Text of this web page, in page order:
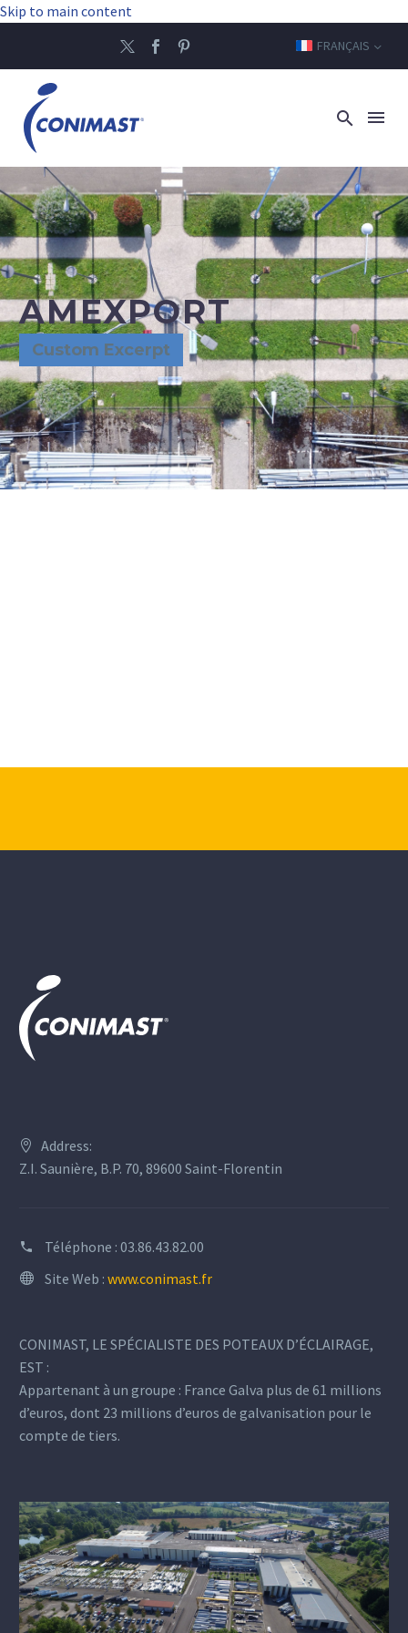
Skip to main content
FRANÇAIS
AMEXPORT
Custom Excerpt
Address:
Z.I. Saunière, B.P. 70, 89600 Saint-Florentin
Téléphone : 03.86.43.82.00
Site Web : www.conimast.fr
CONIMAST, LE SPÉCIALISTE DES POTEAUX D’ÉCLAIRAGE,
EST :
Appartenant à un groupe : France Galva plus de 61 millions
d’euros, dont 23 millions d’euros de galvanisation pour le
compte de tiers.